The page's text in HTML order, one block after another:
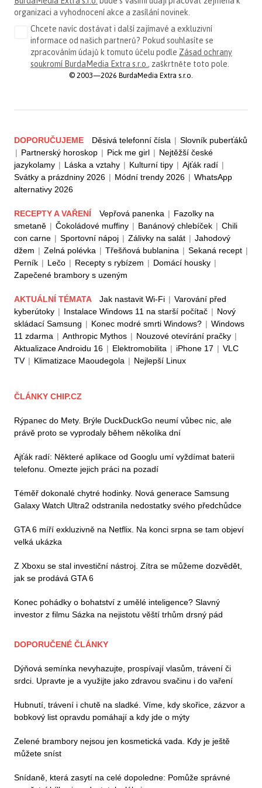
organizaci a vyhodnocení akce a zasílání novinek.
Chcete navíc dostávat i další zajímavé a exkluzivní
informace od našich partnerů? Pokud souhlasíte se
zpracováním údajů k tomuto účelu podle Zásad ochrany
soukromí BurdaMedia Extra s.r.o., zaškrtněte toto pole.
© 2003—2026 BurdaMedia Extra s.r.o.
DOPORUČUJEME Děsivá telefonní čísla | Slovník puberťáků
| Partnerský horoskop | Pick me girl | Nejtěžší české
jazykolamy | Láska a vztahy | Kulturní tipy | Ajťák radí |
Svátky a prázdniny 2026 | Módní trendy 2026 | WhatsApp
alternativy 2026
RECEPTY A VAŘENÍ Vepřová panenka | Fazolky na
smetaně | Čokoládové muffiny | Banánový chlebíček | Chili
con carne | Sportovní nápoj | Zálivky na salát | Jahodový
džem | Zelná polévka | Třešňová bublanina | Sekaná recept |
Perník | Lečo | Recepty s rybízem | Domácí housky |
Zapečené brambory s uzeným
AKTUÁLNÍ TÉMATA Jak nastavit Wi-Fi | Varování před
kyberútoky | Instalace Windows 11 na starší počítač | Nový
skládací Samsung | Konec modré smrti Windows? | Windows
11 zdarma | Anthropic Mythos | Nouzové otevírání pračky |
Aktualizace Androidu 16 | Elektromobilita | iPhone 17 | VLC
TV | Klimatizace Maoudegola | Nejlepší Linux
ČLÁNKY CHIP.CZ
Rýpanec do Mety. Brýle DuckDuckGo neumí vůbec nic, ale
právě proto se vyprodaly během několika dní
Ajťák radí: Některé aplikace od Googlu umí vyždímat baterii
telefonu. Omezte jejich práci na pozadí
Téměř dokonalé chytré hodinky. Nová generace Samsung
Galaxy Watch Ultra2 odstranila nedostatky svého předchůdce
GTA 6 míří exkluzivně na Netflix. Na konci srpna se tam objeví
velká ukázka
Z Xboxu se stal investiční nástroj. Zítra se můžeme dozvědět,
jak se prodává GTA 6
Konec pohádky o bohatství z umělé inteligence? Slavný
investor z filmu Sázka na nejistotu věští trhům drsný pád
DOPORUČENÉ ČLÁNKY
Dýňová semínka nevyhazujte, prospívají vlasům, trávení či
srdci. Upravte je a využijte jako zdravou svačinu i do vaření
Hubnutí, trávení i chutě na sladké. Víme, kdy skořice, zázvor a
bobkový list opravdu pomáhají a kdy jde o mýty
Zelené brambory nejsou jen kosmetická vada. Kdy je ještě
můžete sníst
Snídaně, která zasytí na celé dopoledne: Pomůže správné